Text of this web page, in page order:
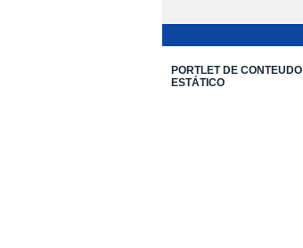
PORTLET DE CONTEUDO
ESTÁTICO